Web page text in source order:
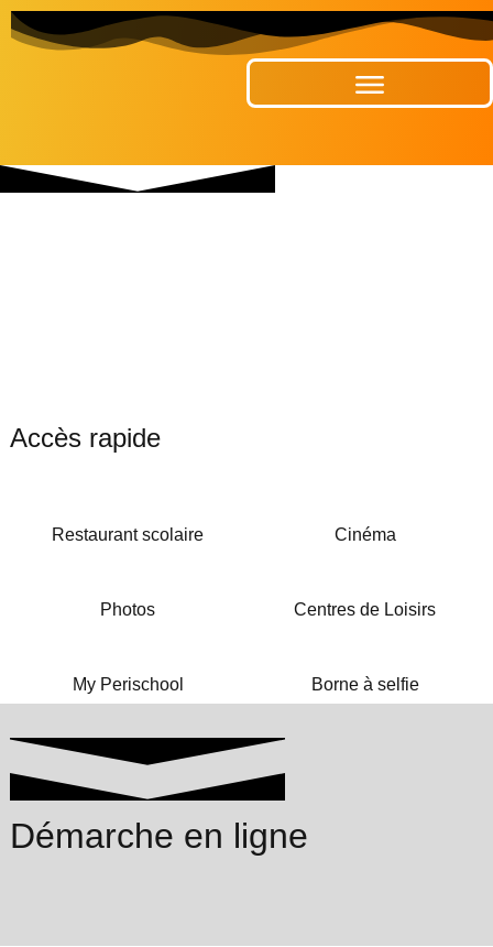
Accès rapide
Restaurant scolaire Cinéma
Photos Centres de Loisirs
My Perischool Borne à selfie
Démarche en ligne